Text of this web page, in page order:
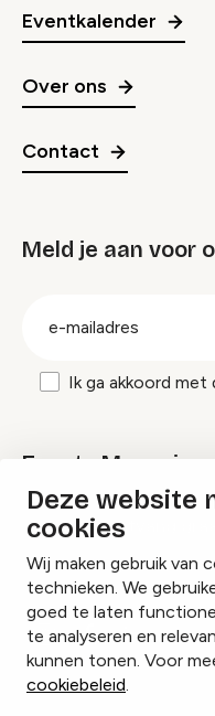
Deze website
cookies
Wij maken gebruik van
technieken. We
goed te laten
te analyseren en
kunnen tonen. Voor
cookiebeleid.
Eventkalender
Over ons
Contact
Meld je aan voor
Ik ga akkoord met
Events Magazine
Ik ontvang
InstagramFacebookLinkedIn